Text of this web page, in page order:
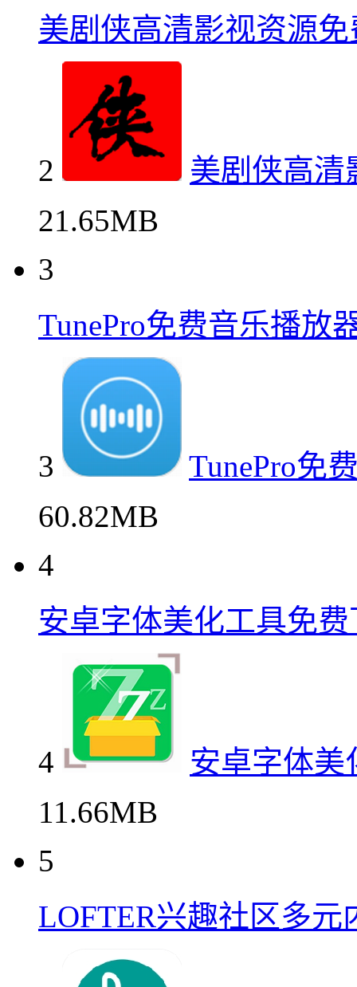
美剧侠高清影视资源
2
美剧侠高清
21.65MB
3
TunePro免费音乐播放
3
TunePro免
60.82MB
4
安卓字体美化工具免
4
安卓字体美
11.66MB
5
LOFTER兴趣社区多元